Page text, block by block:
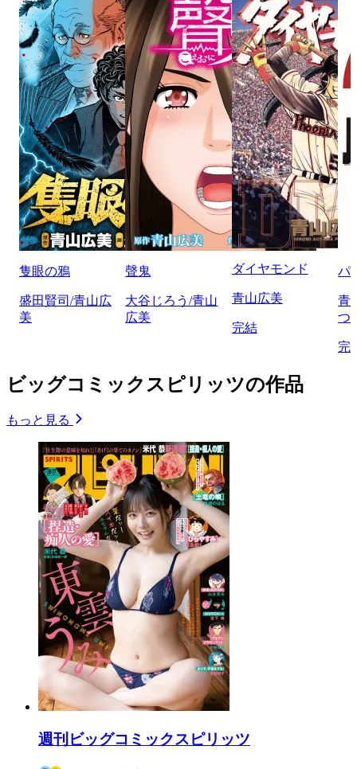
隻眼の鴉
盛田賢司/青山広
美
聲鬼
大谷じろう/青山
広美
ダイヤモンド
青山広美
完結
パ
青
つ
完
ビッグコミックスピリッツの作品
もっと見る
週刊ビッグコミックスピリッツ